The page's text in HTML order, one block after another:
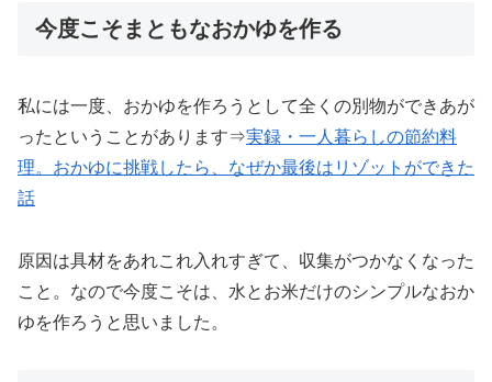
今度こそまともなおかゆを作る
私には一度、おかゆを作ろうとして全くの別物ができあが
ったということがあります⇒実録・一人暮らしの節約料
理。おかゆに挑戦したら、なぜか最後はリゾットができた
話
原因は具材をあれこれ入れすぎて、収集がつかなくなった
こと。なので今度こそは、水とお米だけのシンプルなおか
ゆを作ろうと思いました。